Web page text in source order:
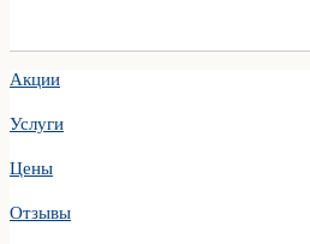
Акции
Услуги
Цены
Отзывы